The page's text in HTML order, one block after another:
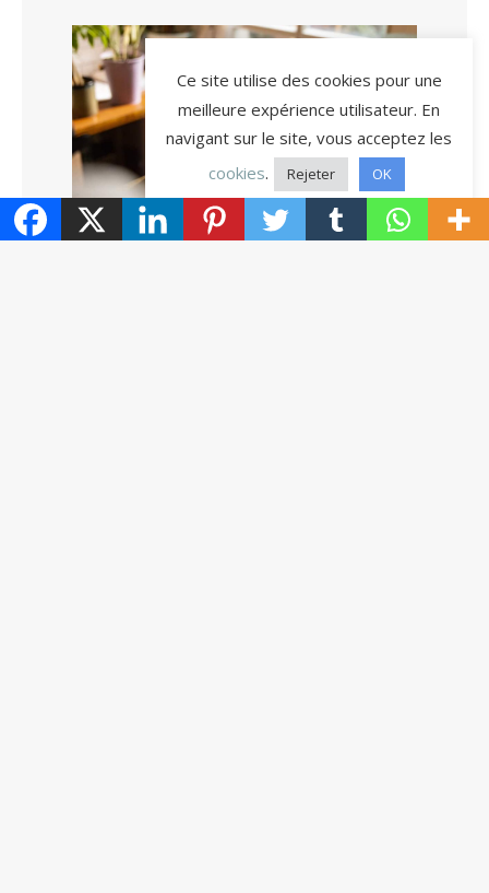
Ce site utilise des cookies pour une
meilleure expérience utilisateur. En
navigant sur le site, vous acceptez les
cookies. Rejeter OK